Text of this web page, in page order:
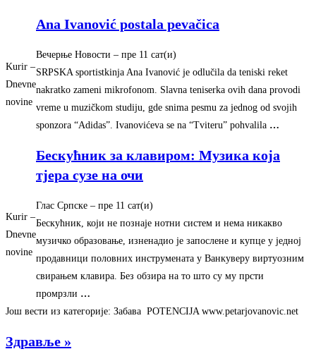
Kurir –
Dnevne
novine
Ana Ivanović postala pevačica
Вечерње Новости – ‎пре 11 сат(и)‎
SRPSKA sportistkinja Ana Ivanović je odlučila da teniski reket
nakratko zameni mikrofonom. Slavna teniserka ovih dana provodi
vreme u muzičkom studiju, gde snima pesmu za jednog od svojih
sponzora “Adidas”. Ivanovićeva se na “Tviteru” pohvalila …
Kurir –
Dnevne
novine
Бескућник за клавиром: Музика која
тjера сузе на очи
Глас Српске – ‎пре 11 сат(и)‎
Бескућник, који не познаје нотни систем и нема никакво
музичко образовање, изненадио је запослене и купце у једној
продавници половних инструмената у Ванкуверу виртуозним
свирањем клавира. Без обзира на то што су му прсти
промрзли …
Још вести из категорије: Забава POTENCIJA www.petarjovanovic.net
Здравље »